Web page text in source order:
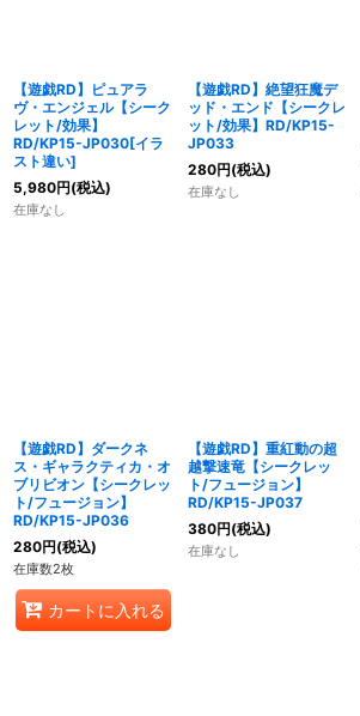
【遊戯RD】ピュアラ
ヴ・エンジェル【シーク
レット/効果】
RD/KP15-JP030[イラ
スト違い]
5,980円(税込)
在庫なし
【遊戯RD】絶望狂魔デ
ッド・エンド【シークレ
ット/効果】RD/KP15-
JP033
280円(税込)
在庫なし
【遊戯RD】ダークネ
ス・ギャラクティカ・オ
ブリビオン【シークレッ
ト/フュージョン】
RD/KP15-JP036
280円(税込)
在庫数2枚
カートに入れる
【遊戯RD】重紅動の超
越撃速竜【シークレッ
ト/フュージョン】
RD/KP15-JP037
380円(税込)
在庫なし